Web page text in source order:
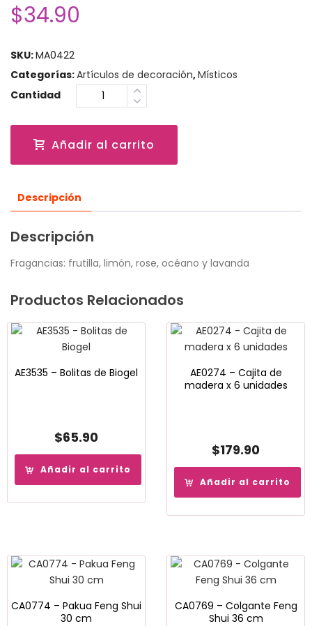
$34.90
SKU:MA0422
Categorías:Artículos de decoración,Místicos
Cantidad
Añadir al carrito
Descripción
Descripción
Fragancias: frutilla, limón, rose, océano y lavanda
Productos Relacionados
AE3535 – Bolitas de Biogel
$65.90
Añadir al carrito
AE0274 – Cajita de
madera x 6 unidades
$179.90
Añadir al carrito
CA0774 – Pakua Feng Shui
30 cm
CA0769 – Colgante Feng
Shui 36 cm